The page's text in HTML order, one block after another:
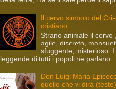
Il cervo simbolo del
cristiano
Strano animale il cervo
agile, discreto,
sfuggente, misterioso. I
leggende di tutti i popoli ne parlano ...
Don Luigi Maria
quello che vi dirà (testo)